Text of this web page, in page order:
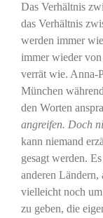
Das Verhältnis
das Verhältnis
werden immer
immer wieder
verrät wie. Anna-
München
den Worten
angreifen. Doch
kann niemand
gesagt werden.
anderen Ländern,
vielleicht noch
zu geben, die